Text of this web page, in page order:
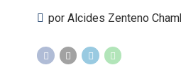
por Alcides Zenteno